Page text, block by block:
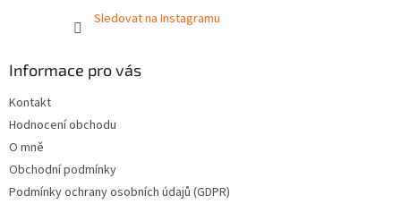
Sledovat na Instagramu
Informace pro vás
Kontakt
Hodnocení obchodu
O mně
Obchodní podmínky
Podmínky ochrany osobních údajů (GDPR)